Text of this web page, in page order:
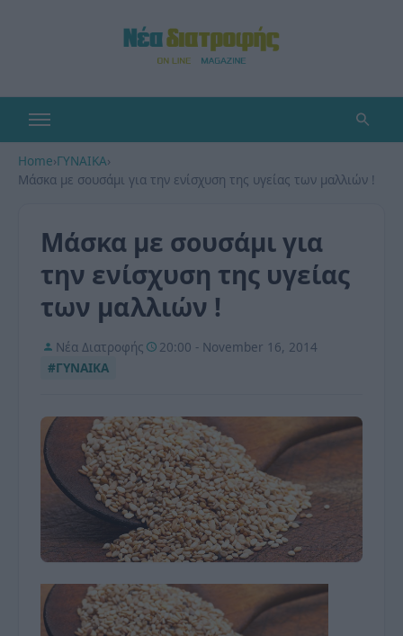
Home›ΓΥΝΑΙΚΑ›
Μάσκα με σουσάμι για την ενίσχυση της υγείας των μαλλιών !
Μάσκα με σουσάμι για
την ενίσχυση της υγείας
των μαλλιών !
Νέα Διατροφής
20:00 - November 16, 2014
#ΓΥΝΑΙΚΑ